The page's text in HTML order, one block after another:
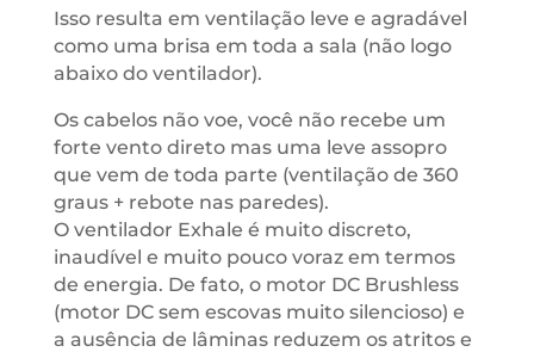
Isso resulta em ventilação leve e agradável
como uma brisa em toda a sala (não logo
abaixo do ventilador).
Os cabelos não voe, você não recebe um
forte vento direto mas uma leve assopro
que vem de toda parte (ventilação de 360 ​​
graus + rebote nas paredes).
O ventilador Exhale é muito discreto,
inaudível e muito pouco voraz em termos
de energia. De fato, o motor DC Brushless
(motor DC sem escovas muito silencioso) e
a ausência de lâminas reduzem os atritos e